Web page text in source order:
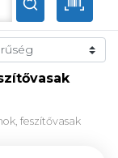
feszítővasak